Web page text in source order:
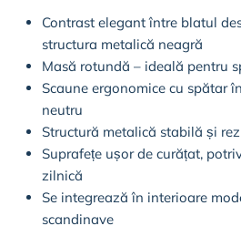
Contrast elegant între blatul
structura metalică neagră
Masă rotundă – ideală pentru
Scaune ergonomice cu spătar
neutru
Structură metalică stabilă și
Suprafețe ușor de curățat,
zilnică
Se integrează în interioare
scandinave